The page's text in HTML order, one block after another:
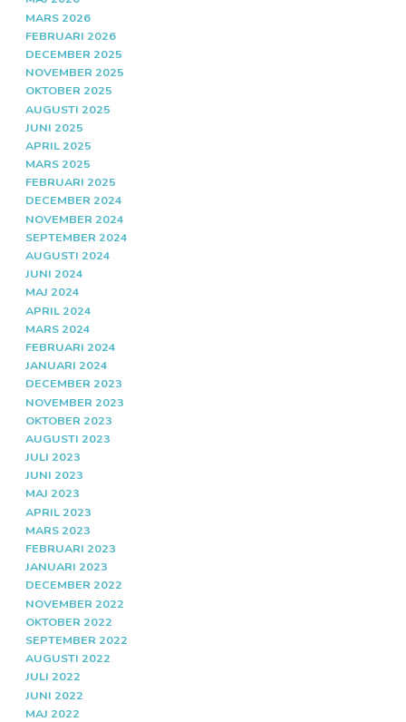
MARS 2026
FEBRUARI 2026
DECEMBER 2025
NOVEMBER 2025
OKTOBER 2025
AUGUSTI 2025
JUNI 2025
APRIL 2025
MARS 2025
FEBRUARI 2025
DECEMBER 2024
NOVEMBER 2024
SEPTEMBER 2024
AUGUSTI 2024
JUNI 2024
MAJ 2024
APRIL 2024
MARS 2024
FEBRUARI 2024
JANUARI 2024
DECEMBER 2023
NOVEMBER 2023
OKTOBER 2023
AUGUSTI 2023
JULI 2023
JUNI 2023
MAJ 2023
APRIL 2023
MARS 2023
FEBRUARI 2023
JANUARI 2023
DECEMBER 2022
NOVEMBER 2022
OKTOBER 2022
SEPTEMBER 2022
AUGUSTI 2022
JULI 2022
JUNI 2022
MAJ 2022